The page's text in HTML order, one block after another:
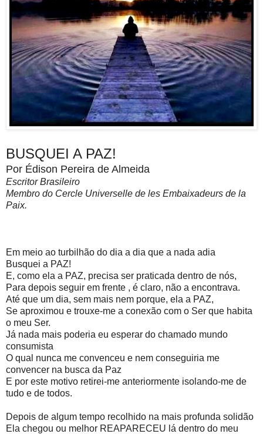
BUSQUEI A PAZ!
Por Édison Pereira de Almeida
Escritor Brasileiro
Membro do Cercle Universelle de les Embaixadeurs de la
Paix.
Em meio ao turbilhão do dia a dia que a nada adia
Busquei a PAZ!
E, como ela a PAZ, precisa ser praticada dentro de nós,
Para depois seguir em frente , é claro, não a encontrava.
Até que um dia, sem mais nem porque, ela a PAZ,
Se aproximou e trouxe-me a conexão com o Ser que habita
o meu Ser.
Já nada mais poderia eu esperar do chamado mundo
consumista
O qual nunca me convenceu e nem conseguiria me
convencer na busca da Paz
E por este motivo retirei-me anteriormente isolando-me de
tudo e de todos.
Depois de algum tempo recolhido na mais profunda solidão
Ela chegou ou melhor REAPARECEU lá dentro do meu